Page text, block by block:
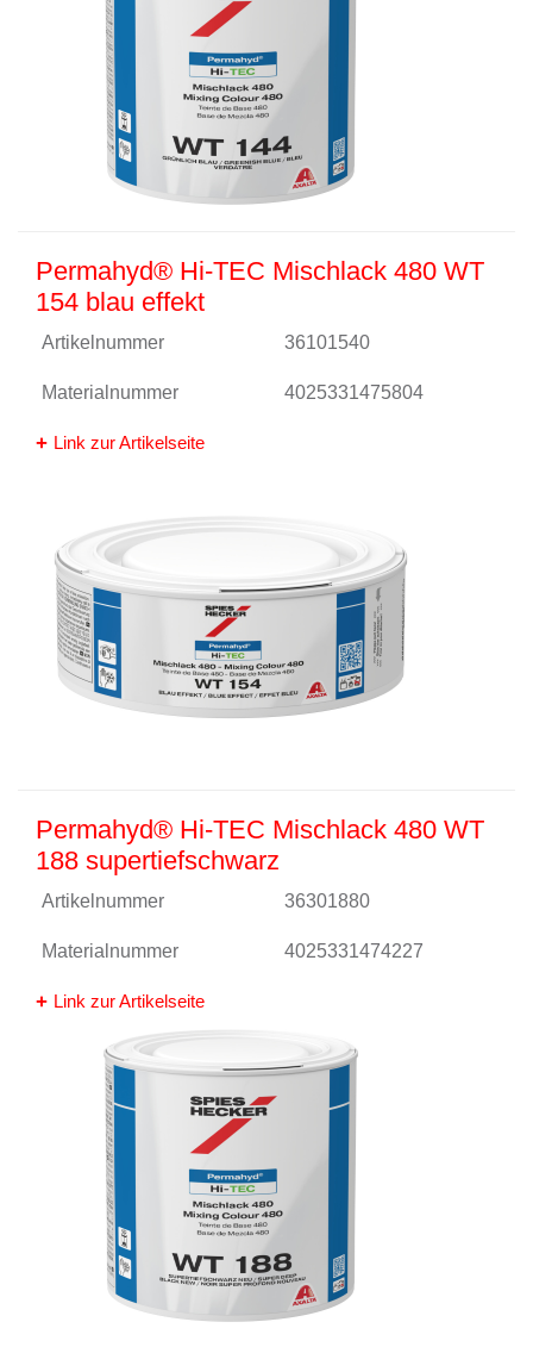
Permahyd® Hi-TEC Mischlack 480 WT
154 blau effekt
Artikelnummer 36101540
Materialnummer 4025331475804
Link zur Artikelseite
Permahyd® Hi-TEC Mischlack 480 WT
188 supertiefschwarz
Artikelnummer 36301880
Materialnummer 4025331474227
Link zur Artikelseite